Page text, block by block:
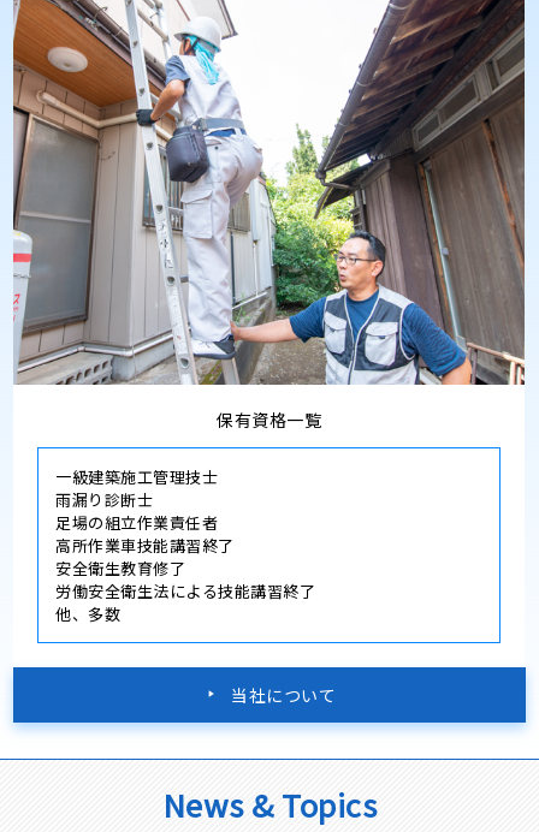
保有資格一覧
一級建築施工管理技士
雨漏り診断士
足場の組立作業責任者
高所作業車技能講習終了
安全衛生教育修了
労働安全衛生法による技能講習終了
他、多数
当社について
News & Topics